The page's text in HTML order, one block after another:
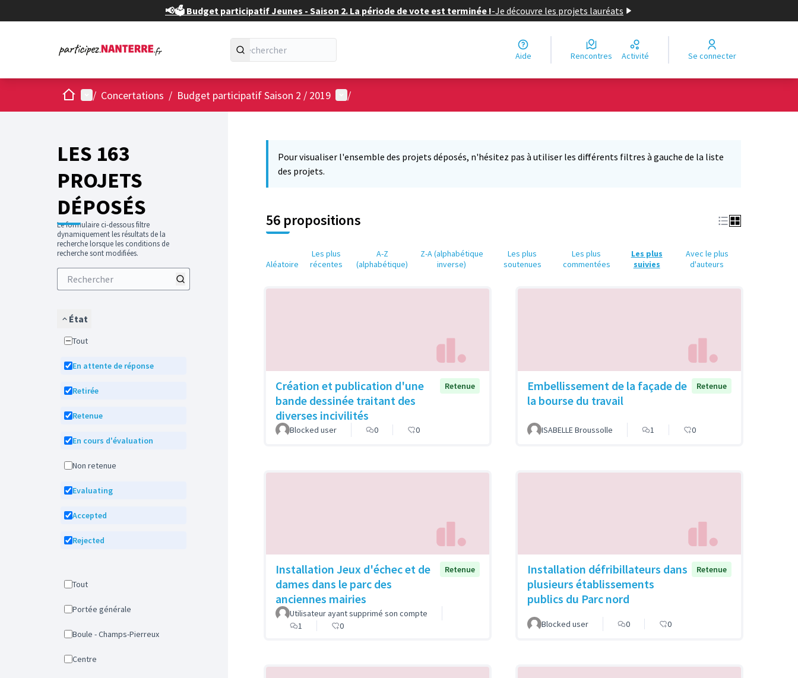
📢🗳️ Budget participatif Jeunes - Saison 2. La période de vote est terminée !-Je découvre les projets lauréats
Aide Rencontres Activité Se connecter
AccueilMenu principal
/ Concertations / Budget participatif Saison 2 / 2019 Menu utilisateur
/
LES 163
PROJETS
DÉPOSÉS
Le formulaire ci-dessous filtre
dynamiquement les résultats de la
recherche lorsque les conditions de
recherche sont modifiées.
État
Tout
En attente de réponse
Retirée
Retenue
En cours d'évaluation
Non retenue
Evaluating
Accepted
Rejected
Tout
Portée générale
Boule - Champs-Pierreux
Centre
11
Pour visualiser l'ensemble des projets déposés, n'hésitez pas à utiliser les différents filtres à gauche de la liste
des projets.
56 propositions
Aléatoire
Les plus
récentes
A-Z
(alphabétique)
Z-A (alphabétique
inverse)
Les plus
soutenues
Les plus
commentées
Les plus
suivies
Avec le plus
d'auteurs
Création et publication d'une
bande dessinée traitant des
diverses incivilités
Retenue
Blocked user 0 0
Embellissement de la façade de
la bourse du travail
Retenue
ISABELLE Broussolle 1 0
Installation Jeux d'échec et de
dames dans le parc des
anciennes mairies
Retenue
Utilisateur ayant supprimé son compte
1
0
Installation défribillateurs dans
plusieurs établissements
publics du Parc nord
Retenue
Blocked user 0 0